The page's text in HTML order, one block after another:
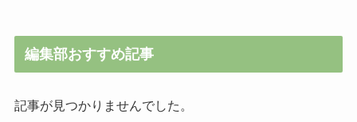
編集部おすすめ記事
記事が見つかりませんでした。